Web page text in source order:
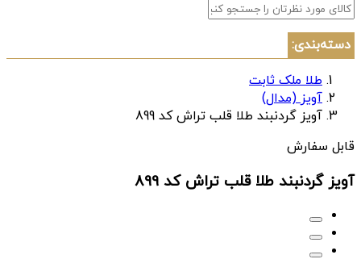
دسته‌بندی:
طلا ملک ثابت
آویز (مدال)
آویز گردنبند طلا قلب تراش کد 899
قابل سفارش
آویز گردنبند طلا قلب تراش کد 899